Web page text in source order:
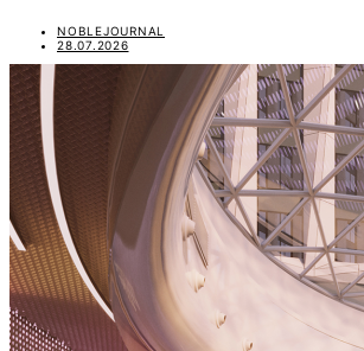
NOBLEJOURNAL
28.07.2026